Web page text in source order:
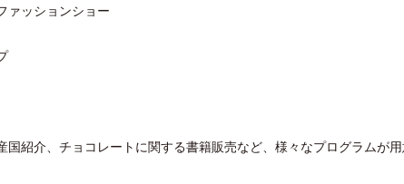
ァッションショー
紹介、チョコレートに関する書籍販売など、様々なプログラムが